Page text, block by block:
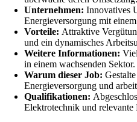
Unternehmen: Innovatives
Energieversorgung mit
Vorteile: Attraktive
und ein dynamisches
Weitere Informationen:
in einem wachsenden Sektor.
Warum dieser Job:
Energieversorgung und
Qualifikationen:
Elektrotechnik und relevante